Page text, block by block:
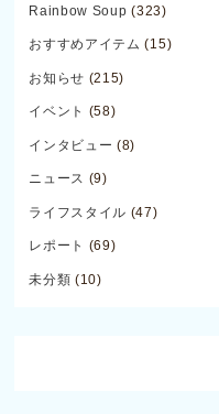
Rainbow Soup (323)
おすすめアイテム (15)
お知らせ (215)
イベント (58)
インタビュー (8)
ニュース (9)
ライフスタイル (47)
レポート (69)
未分類 (10)